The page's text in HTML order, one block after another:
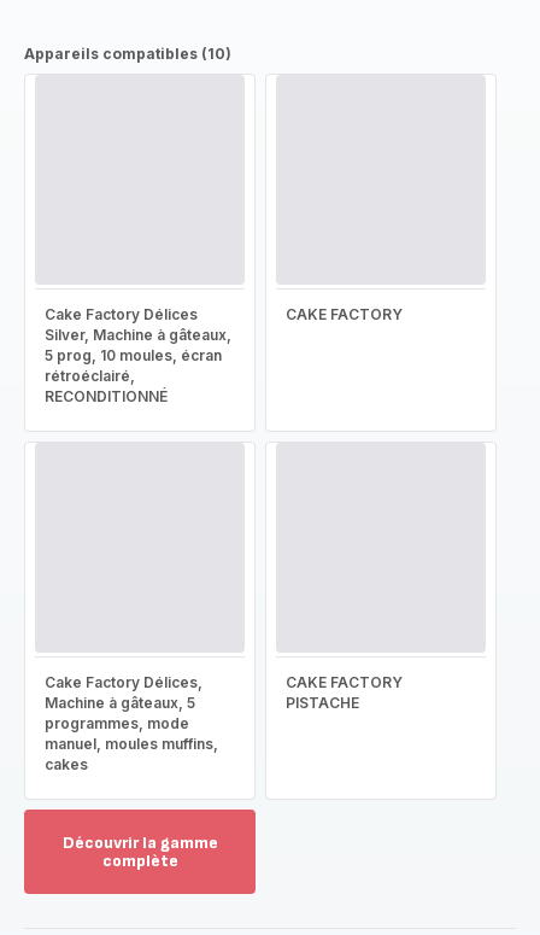
Appareils compatibles (10)
Cake Factory Délices
Silver, Machine à gâteaux,
5 prog, 10 moules, écran
rétroéclairé,
RECONDITIONNÉ
CAKE FACTORY
Cake Factory Délices,
Machine à gâteaux, 5
programmes, mode
manuel, moules muffins,
cakes
CAKE FACTORY
PISTACHE
Découvrir la gamme
complète